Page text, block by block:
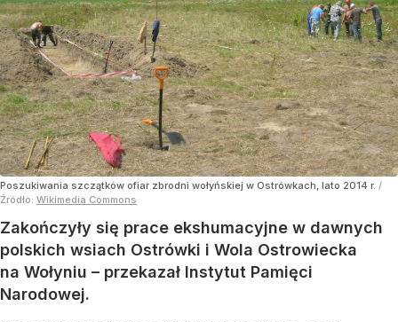
Poszukiwania szczątków ofiar zbrodni wołyńskiej w Ostrówkach, lato 2014 r. /
Źródło: Wikimedia Commons
Zakończyły się prace ekshumacyjne w dawnych
polskich wsiach Ostrówki i Wola Ostrowiecka
na Wołyniu – przekazał Instytut Pamięci
Narodowej.